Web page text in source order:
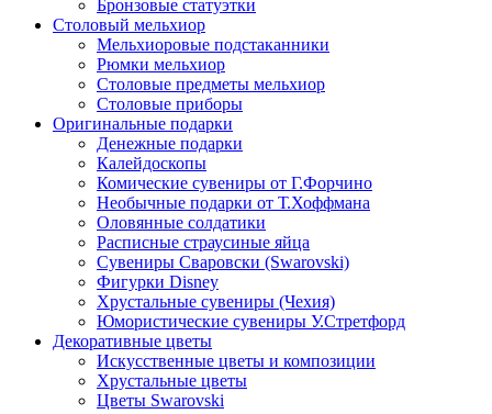
Бронзовые статуэтки
Столовый мельхиор
Мельхиоровые подстаканники
Рюмки мельхиор
Столовые предметы мельхиор
Столовые приборы
Оригинальные подарки
Денежные подарки
Калейдоскопы
Комические сувениры от Г.Форчино
Необычные подарки от Т.Хоффмана
Оловянные солдатики
Расписные страусиные яйца
Сувениры Сваровски (Swarovski)
Фигурки Disney
Хрустальные сувениры (Чехия)
Юмористические сувениры У.Стретфорд
Декоративные цветы
Искусственные цветы и композиции
Хрустальные цветы
Цветы Swarovski